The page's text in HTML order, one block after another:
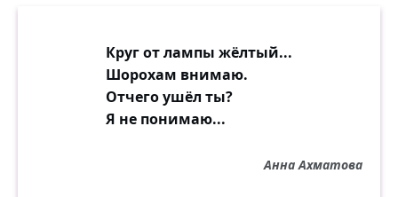
Неповинной главе всех и дел-то, что
ждать топора
да зелёного лавра.
Круг от лампы жёлтый...
Шорохам внимаю.
Отчего ушёл ты?
Я не понимаю...
Анна Ахматова